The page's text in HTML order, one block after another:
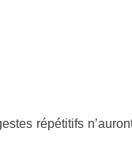
répétitifs